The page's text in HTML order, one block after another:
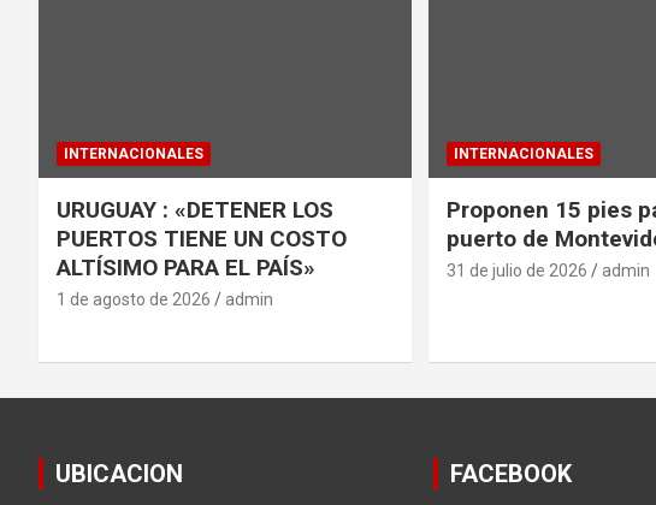
INTERNACIONALES
URUGUAY : «DETENER LOS
PUERTOS TIENE UN COSTO
ALTÍSIMO PARA EL PAÍS»
1 de agosto de 2026 admin
INTERNACIONALES
Proponen 15 pies
puerto de
31 de julio de 2026 admin
UBICACION FACEBOOK